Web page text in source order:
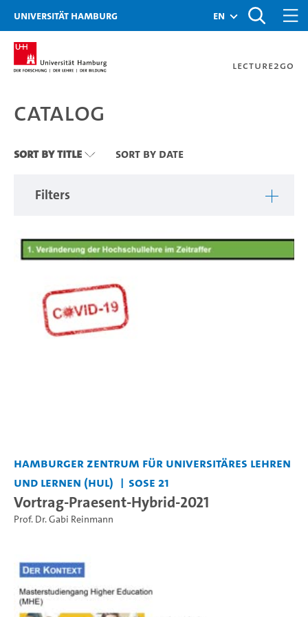
Zu den Filtern
Zur Metanavigation
Zur Hauptnavigation
Zur Suche
Zum Inhalt
Zum Seitenfuss
Universität Hamburg en
Lecture2Go
Catalog
Catalog
Sort By Title Sort By Date
Filters
Hamburger Zentrum für Universitäres Lehren
und Lernen (HUL)
SoSe 21
Vortrag-Praesent-Hybrid-2021
Prof. Dr. Gabi Reinmann